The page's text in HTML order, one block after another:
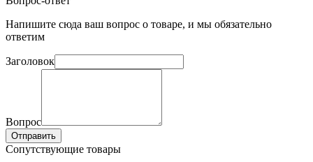
Напишите сюда ваш вопрос о товаре, и мы обязательно
ответим
Заголовок
Вопрос
Отправить
Сопутствующие товары